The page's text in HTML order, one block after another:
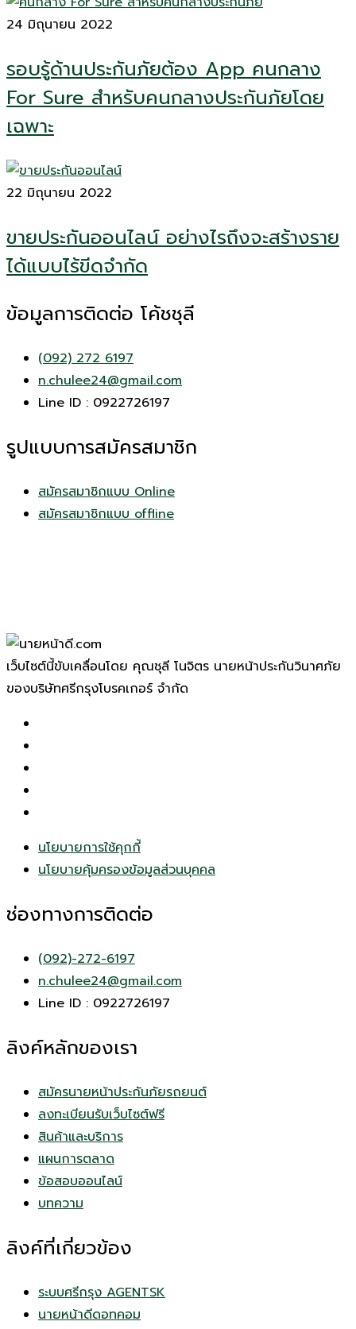
24 มิถุนายน 2022
รอบรู้ด้านประกันภัยต้อง App คนกลาง
For Sure สำหรับคนกลางประกันภัยโดย
เฉพาะ
22 มิถุนายน 2022
ขายประกันออนไลน์ อย่างไรถึงจะสร้างราย
ได้แบบไร้ขีดจำกัด
ข้อมูลการติดต่อ โค้ชชุลี
(092) 272 6197
n.chulee24@gmail.com
Line ID : 0922726197
รูปแบบการสมัครสมาชิก
สมัครสมาชิกแบบ Online
สมัครสมาชิกแบบ offline
เว็บไซต์นี้ขับเคลื่อนโดย คุณชุลี โนจิตร นายหน้าประกันวินาศภัย
ของบริษัทศรีกรุงโบรคเกอร์ จำกัด
นโยบายการใช้คุกกี้
นโยบายคุ้มครองข้อมูลส่วนบุคคล
ช่องทางการติดต่อ
(092)-272-6197
n.chulee24@gmail.com
Line ID : 0922726197
ลิงค์หลักของเรา
สมัครนายหน้าประกันภัยรถยนต์
ลงทะเบียนรับเว็บไซต์ฟรี
สินค้าและบริการ
แผนการตลาด
ข้อสอบออนไลน์
บทความ
ลิงค์ที่เกี่ยวข้อง
ระบบศรีกรุง AGENTSK
นายหน้าดีดอทคอม